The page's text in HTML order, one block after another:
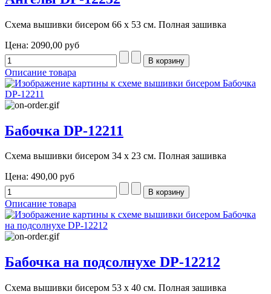
Схема вышивки бисером 66 х 53 см. Полная зашивка
Цена: 2090,00 руб
Описание товара
Бабочка DP-12211
Схема вышивки бисером 34 х 23 см. Полная зашивка
Цена: 490,00 руб
Описание товара
Бабочка на подсолнухе DP-12212
Схема вышивки бисером 53 х 40 см. Полная зашивка